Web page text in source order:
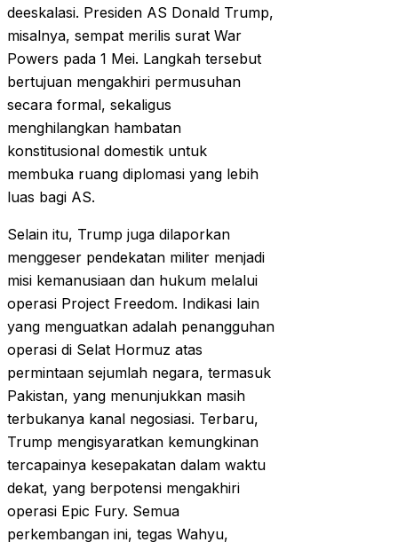
deeskalasi. Presiden AS Donald Trump,
misalnya, sempat merilis surat War
Powers pada 1 Mei. Langkah tersebut
bertujuan mengakhiri permusuhan
secara formal, sekaligus
menghilangkan hambatan
konstitusional domestik untuk
membuka ruang diplomasi yang lebih
luas bagi AS.
Selain itu, Trump juga dilaporkan
menggeser pendekatan militer menjadi
misi kemanusiaan dan hukum melalui
operasi Project Freedom. Indikasi lain
yang menguatkan adalah penangguhan
operasi di Selat Hormuz atas
permintaan sejumlah negara, termasuk
Pakistan, yang menunjukkan masih
terbukanya kanal negosiasi. Terbaru,
Trump mengisyaratkan kemungkinan
tercapainya kesepakatan dalam waktu
dekat, yang berpotensi mengakhiri
operasi Epic Fury. Semua
perkembangan ini, tegas Wahyu,